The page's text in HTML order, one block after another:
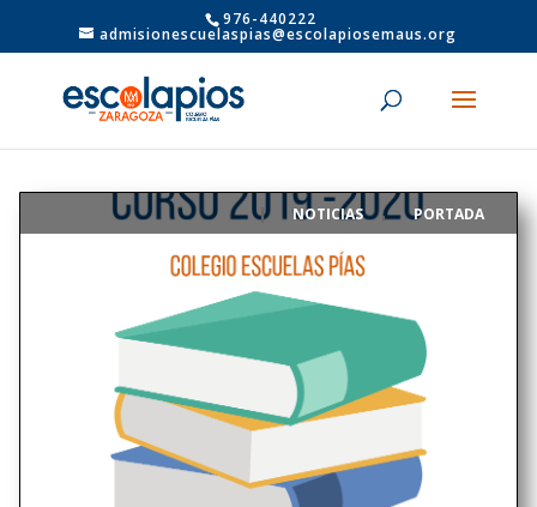
976-440222
admisionescuelaspias@escolapiosemaus.org
| NOTICIAS , PORTADA